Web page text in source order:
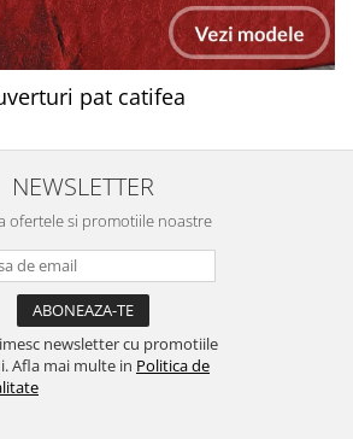
pat catifea
NEWSLETTER
ofertele si promotiile noastre
newsletter cu promotiile
Afla mai multe in Politica de